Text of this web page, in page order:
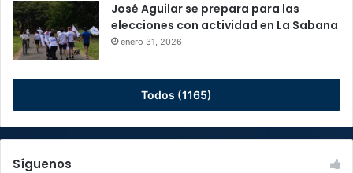
José Aguilar se prepara para las
elecciones con actividad en La Sabana
enero 31, 2026
Todos (1165)
Síguenos